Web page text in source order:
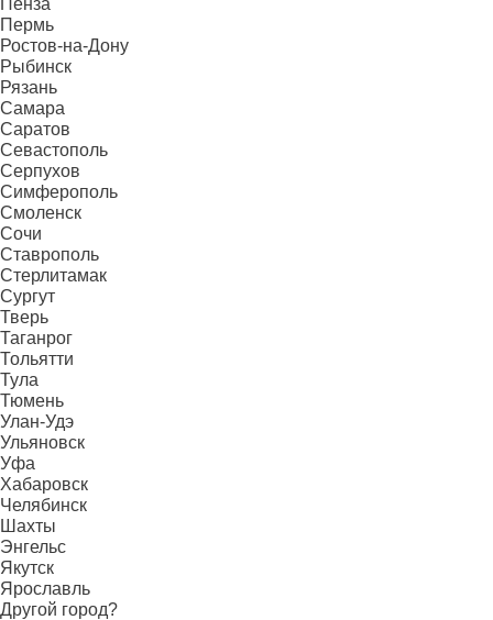
Пермь
Ростов-на-Дону
Рыбинск
Рязань
Самара
Саратов
Севастополь
Серпухов
Симферополь
Смоленск
Сочи
Ставрополь
Стерлитамак
Сургут
Тверь
Таганрог
Тольятти
Тула
Тюмень
Улан-Удэ
Ульяновск
Уфа
Хабаровск
Челябинск
Шахты
Энгельс
Якутск
Ярославль
Другой город?